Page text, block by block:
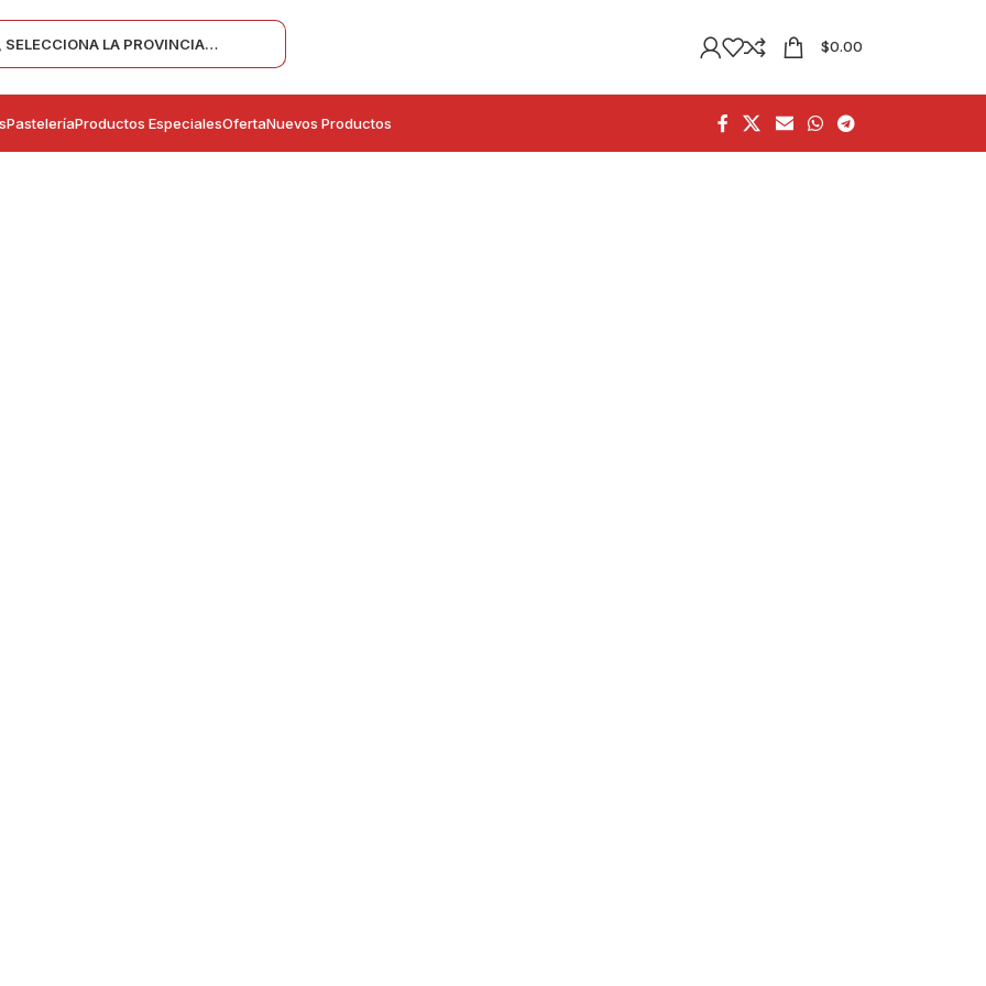
SELECCIONA LA PROVINCIA… $0.00
PasteleríaProductos EspecialesOfertaNuevos Productos